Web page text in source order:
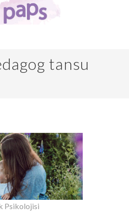
tansu
Psikolojisi